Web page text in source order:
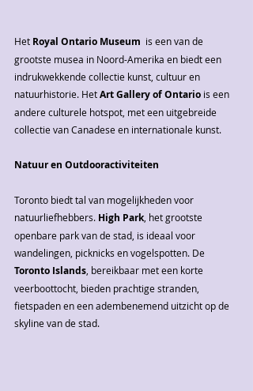
Het Royal Ontario Museum is een van de
grootste musea in Noord-Amerika en biedt een
indrukwekkende collectie kunst, cultuur en
natuurhistorie. Het Art Gallery of Ontario is een
andere culturele hotspot, met een uitgebreide
collectie van Canadese en internationale kunst.
Natuur en Outdooractiviteiten
Toronto biedt tal van mogelijkheden voor
natuurliefhebbers. High Park, het grootste
openbare park van de stad, is ideaal voor
wandelingen, picknicks en vogelspotten. De
Toronto Islands, bereikbaar met een korte
veerboottocht, bieden prachtige stranden,
fietspaden en een adembenemend uitzicht op de
skyline van de stad.